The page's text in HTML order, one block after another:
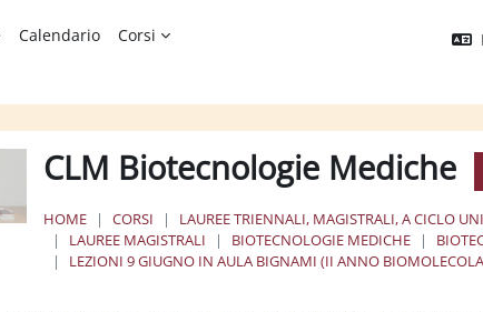
Calendario Corsi
CLM Biotecnologie Mediche
HOME CORSI LAUREE TRIENNALI, MAGISTRALI, A CICLO
LAUREE MAGISTRALI
BIOTECNOLOGIE MEDICHE
LEZIONI 9 GIUGNO IN AULA BIGNAMI (II ANNO